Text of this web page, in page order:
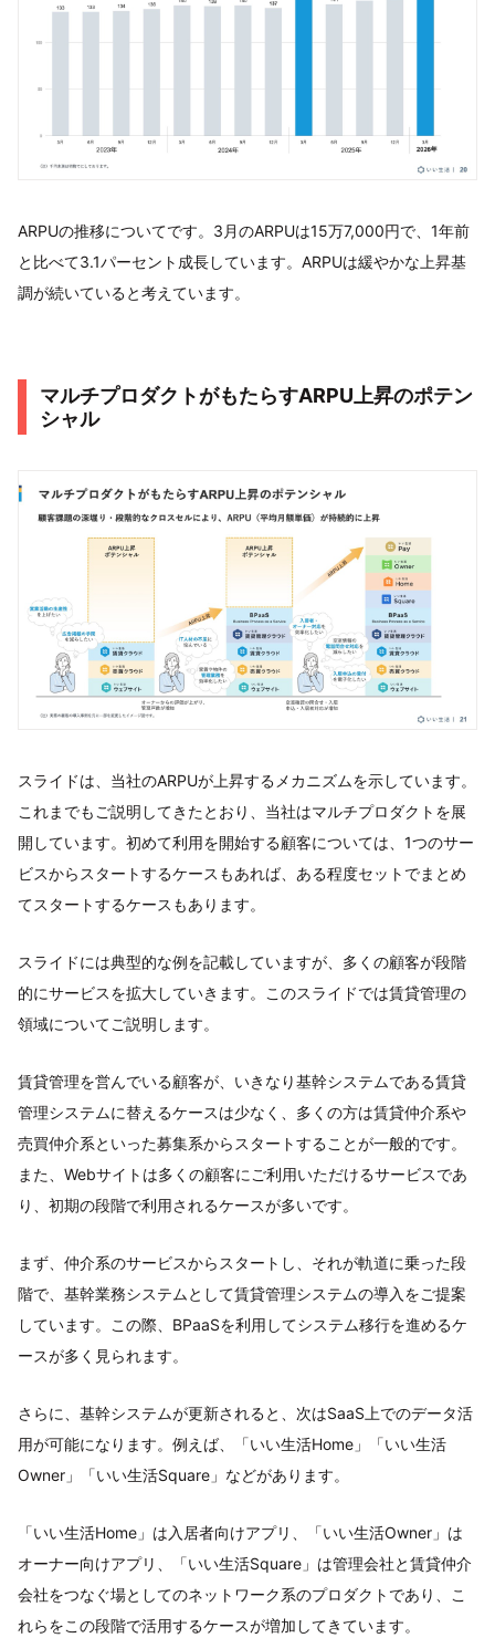
ARPUの推移についてです。3月のARPUは15万7,000円で、1年前
と比べて3.1パーセント成長しています。ARPUは緩やかな上昇基
調が続いていると考えています。
マルチプロダクトがもたらすARPU上昇のポテン
シャル
スライドは、当社のARPUが上昇するメカニズムを示しています。
これまでもご説明してきたとおり、当社はマルチプロダクトを展
開しています。初めて利用を開始する顧客については、1つのサー
ビスからスタートするケースもあれば、ある程度セットでまとめ
てスタートするケースもあります。
スライドには典型的な例を記載していますが、多くの顧客が段階
的にサービスを拡大していきます。このスライドでは賃貸管理の
領域についてご説明します。
賃貸管理を営んでいる顧客が、いきなり基幹システムである賃貸
管理システムに替えるケースは少なく、多くの方は賃貸仲介系や
売買仲介系といった募集系からスタートすることが一般的です。
また、Webサイトは多くの顧客にご利用いただけるサービスであ
り、初期の段階で利用されるケースが多いです。
まず、仲介系のサービスからスタートし、それが軌道に乗った段
階で、基幹業務システムとして賃貸管理システムの導入をご提案
しています。この際、BPaaSを利用してシステム移行を進めるケ
ースが多く見られます。
さらに、基幹システムが更新されると、次はSaaS上でのデータ活
用が可能になります。例えば、「いい生活Home」「いい生活
Owner」「いい生活Square」などがあります。
「いい生活Home」は入居者向けアプリ、「いい生活Owner」は
オーナー向けアプリ、「いい生活Square」は管理会社と賃貸仲介
会社をつなぐ場としてのネットワーク系のプロダクトであり、こ
れらをこの段階で活用するケースが増加してきています。